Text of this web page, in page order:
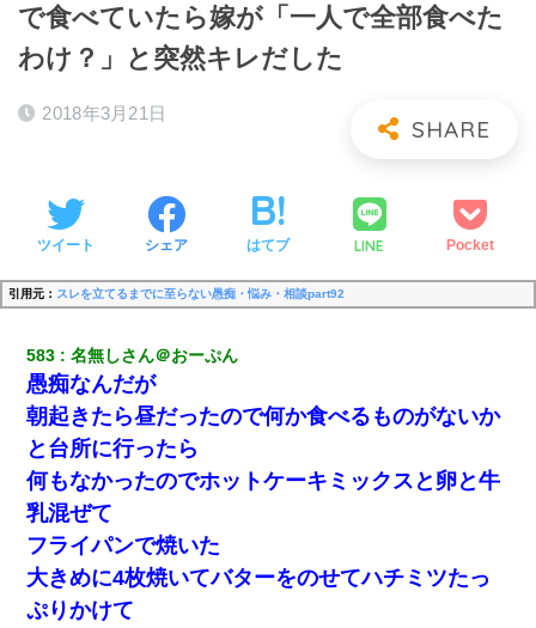
で食べていたら嫁が「一人で全部食べた
わけ？」と突然キレだした
2018年3月21日
ツイート シェア はてブ LINE Pocket
引用元： スレを立てるまでに至らない愚痴・悩み・相談part92
583 名無しさん＠おーぷん
愚痴なんだが
朝起きたら昼だったので何か食べるものがないか
と台所に行ったら
何もなかったのでホットケーキミックスと卵と牛
乳混ぜて
フライパンで焼いた
大きめに4枚焼いてバターをのせてハチミツたっ
ぷりかけて